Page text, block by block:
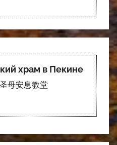
храм в Пекине
母安息教堂